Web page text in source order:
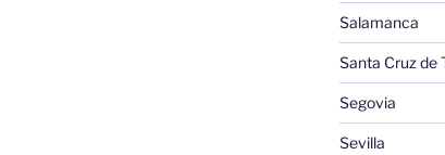
Salamanca
Santa Cruz de
Segovia
Sevilla